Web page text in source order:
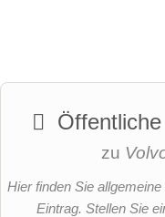
zu
Hier finden Sie
Eintrag. Stellen Sie